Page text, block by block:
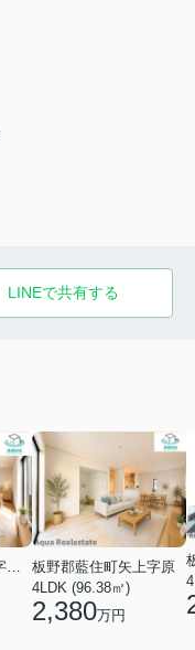
LINEで共有する
板野郡藍住町勝瑞字幸島
板野郡藍住町矢上字原
4LDK (96.38㎡)
2,380万円